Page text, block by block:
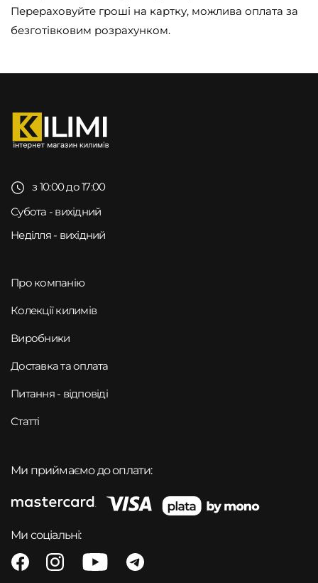
Перераховуйте гроші на картку, можлива оплата за
безготівковим розрахунком.
з 10:00 до 17:00
Субота - вихідний
Неділля - вихідний
Про компанію
Колекції килимів
Виробники
Доставка та оплата
Питання - відповіді
Статті
Ми приймаємо до оплати:
Ми соціальні: